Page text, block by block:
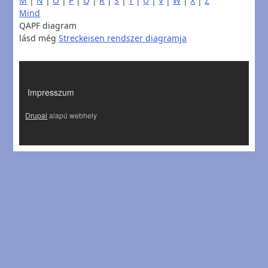
Mind
QAPF diagram
lásd mégStreckeisen rendszer diagramja
Impresszum
Drupal alapú webhely